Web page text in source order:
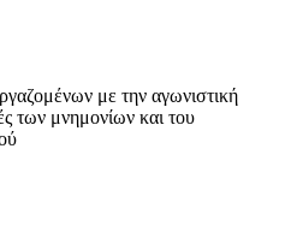
με την αγωνιστική
των μνημονίων και του